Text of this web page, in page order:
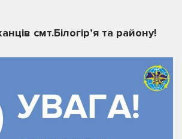
смт.Білогір’я та району!